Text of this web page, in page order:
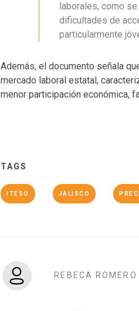
laborales, como
dificultades de
particularmente
Además, el documento señala
mercado laboral estatal,
menor participación económica,
TAGS
ITESO JALISCO
REBECA ROMERO